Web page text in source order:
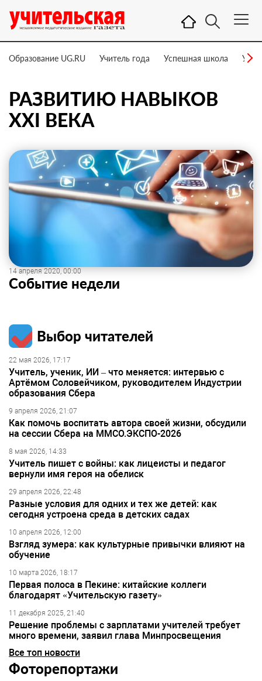
Образование UG.RU Учитель года Успешная школа
РАЗВИТИЮ НАВЫКОВ
XXI ВЕКА
14 апреля 2020, 00:00
Событие недели
Выбор читателей
22 мая 2026, 17:17
Учитель, ученик, ИИ – что меняется: интервью с
Артёмом Соловейчиком, руководителем Индустрии
образования Сбера
9 апреля 2026, 21:07
Как помочь воспитать автора своей жизни, обсудили
на сессии Сбера на ММСО.ЭКСПО-2026
8 мая 2026, 14:33
Учитель пишет с войны: как лицеисты и педагог
вернули имя героя на обелиск
29 апреля 2026, 22:48
Разные условия для одних и тех же детей: как
сегодня устроена среда в детских садах
10 апреля 2026, 12:00
Взгляд зумера: как культурные привычки влияют на
обучение
10 марта 2026, 18:17
Первая полоса в Пекине: китайские коллеги
благодарят «Учительскую газету»
11 декабря 2025, 21:40
Решение проблемы с зарплатами учителей требует
много времени, заявил глава Минпросвещения
Все топ новости
Фоторепортажи